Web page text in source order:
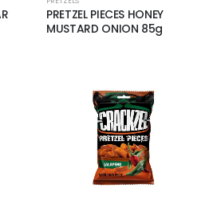
PRETZEL PIECES HONEY
MUSTARD ONION 85g